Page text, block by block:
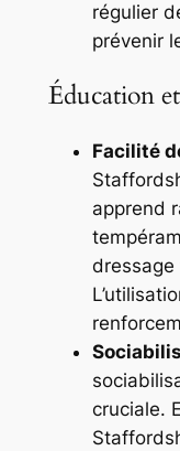
régulier
prévenir
Éducation
Facilité
apprend
dressage
cruciale.